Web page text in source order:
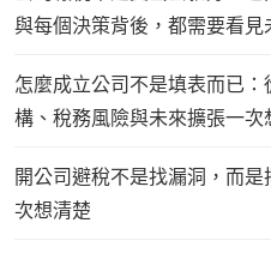
與每個決策背後，都需要看
怎麼成立公司不是填表而已
構、稅務風險與未來擴張一次
開公司避稅不是找漏洞，而
次想清楚